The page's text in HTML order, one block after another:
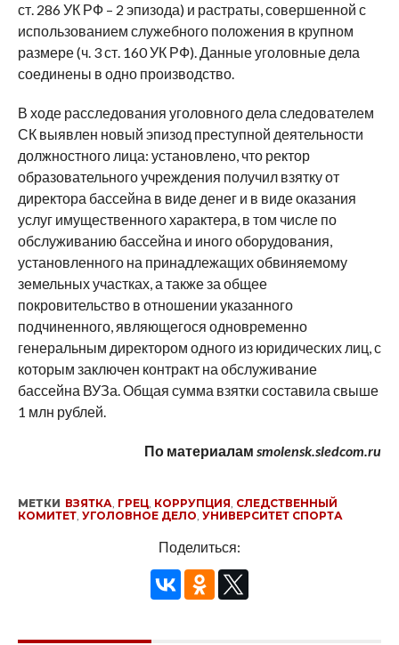
ст. 286 УК РФ – 2 эпизода) и растраты, совершенной с
использованием служебного положения в крупном
размере (ч. 3 ст. 160 УК РФ). Данные уголовные дела
соединены в одно производство.
В ходе расследования уголовного дела следователем
СК выявлен новый эпизод преступной деятельности
должностного лица: установлено, что ректор
образовательного учреждения получил взятку от
директора бассейна в виде денег и в виде оказания
услуг имущественного характера, в том числе по
обслуживанию бассейна и иного оборудования,
установленного на принадлежащих обвиняемому
земельных участках, а также за общее
покровительство в отношении указанного
подчиненного, являющегося одновременно
генеральным директором одного из юридических лиц, с
которым заключен контракт на обслуживание
бассейна ВУЗа. Общая сумма взятки составила свыше
1 млн рублей.
По материаламsmolensk.sledcom.ru
МЕТКИ ВЗЯТКА, ГРЕЦ, КОРРУПЦИЯ, СЛЕДСТВЕННЫЙ
КОМИТЕТ, УГОЛОВНОЕ ДЕЛО, УНИВЕРСИТЕТ СПОРТА
Поделиться: